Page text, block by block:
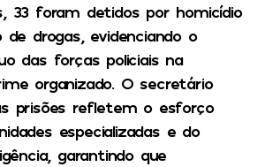
33 foram detidos por homicídio
drogas, evidenciando o
das forças policiais na
organizado. O secretário
prisões refletem o esforço
especializadas e do
garantindo que